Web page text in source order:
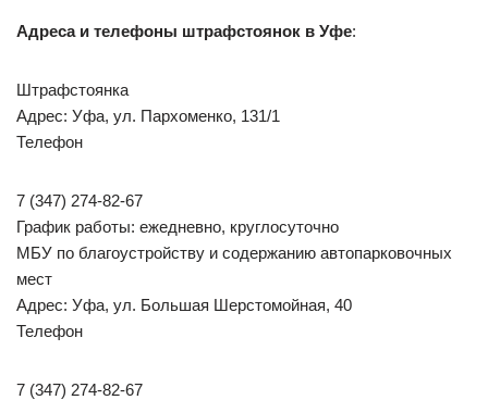
Адреса и телефоны штрафстоянок в Уфе:
Штрафстоянка
Адрес: Уфа, ул. Пархоменко, 131/1
Телефон
7 (347) 274-82-67
График работы: ежедневно, круглосуточно
МБУ по благоустройству и содержанию автопарковочных
мест
Адрес: Уфа, ул. Большая Шерстомойная, 40
Телефон
7 (347) 274-82-67